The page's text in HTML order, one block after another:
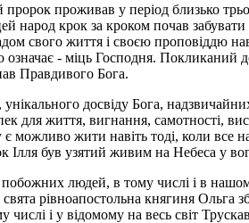
проживав у період близько
народ крок за кроком почав
свого життя і своєю проповіддю
означає - міць Господня.
Правдивого Бога.
досвіду Бога,
для життя, вигнання,
можливо жити навіть тоді, коли
був узятий живим на Небеса у
людей, в тому числі і в
рівноапостольна княгиня Ольга
і у відомому на весь світ